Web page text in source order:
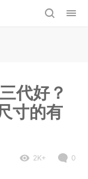
代好？
寸的有
2K+ 0